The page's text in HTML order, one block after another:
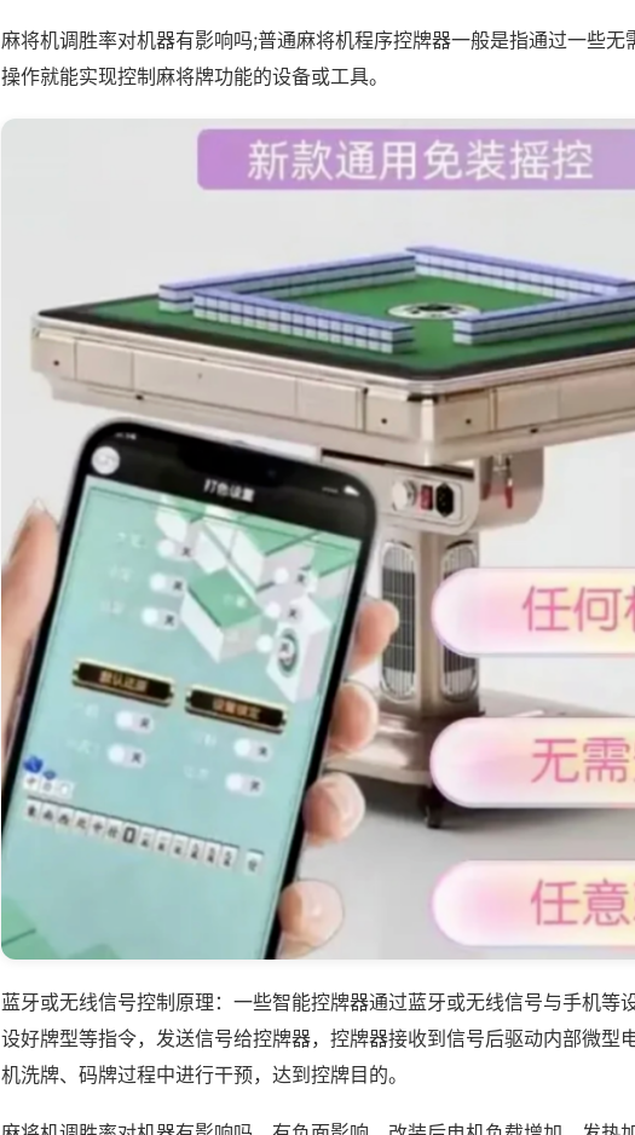
麻将机调胜率对机器有影响吗;普通麻将机程序控牌器一般是指通过一些无
操作就能实现控制麻将牌功能的设备或工具。
蓝牙或无线信号控制原理：一些智能控牌器通过蓝牙或无线信号与手机等
设好牌型等指令，发送信号给控牌器，控牌器接收到信号后驱动内部微型
机洗牌、码牌过程中进行干预，达到控牌目的。